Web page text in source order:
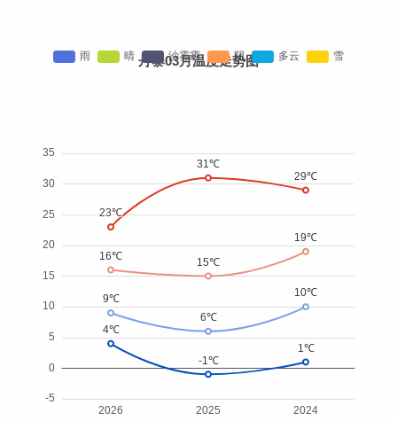
丹寨03月温度走势图